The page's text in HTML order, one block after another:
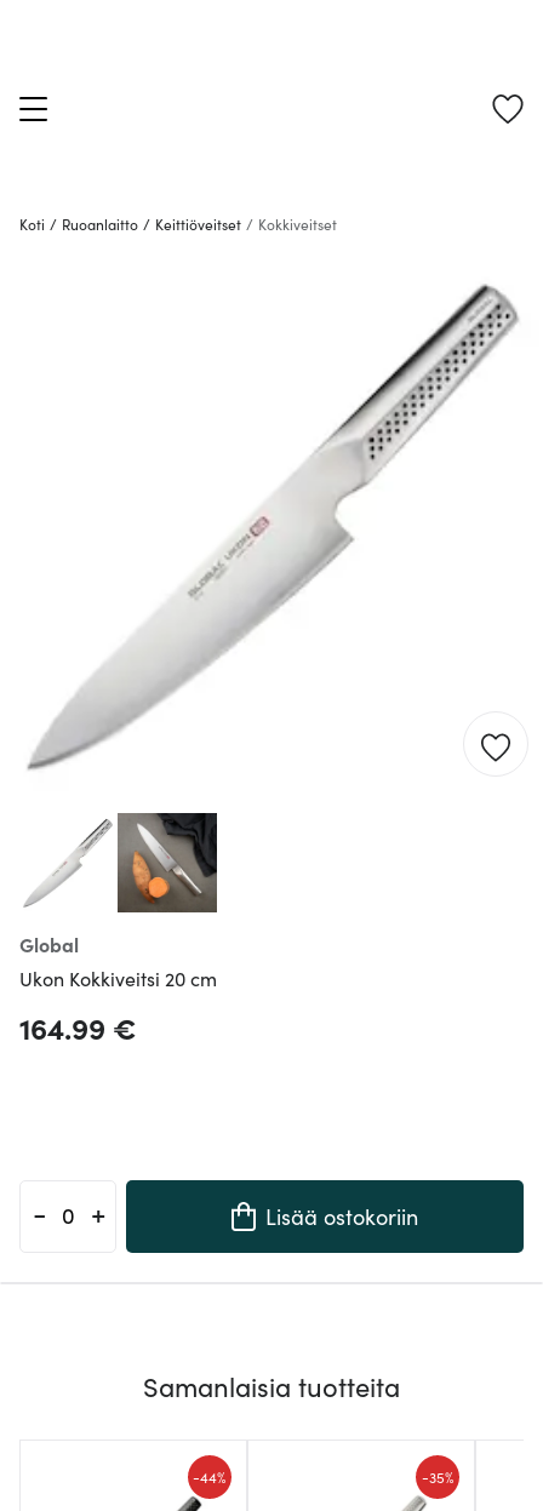
Koti / Ruoanlaitto / Keittiöveitset / Kokkiveitset
Global
Ukon Kokkiveitsi 20 cm
164.99 €
- + Lisää ostokoriin
Samanlaisia tuotteita
-44% -35%